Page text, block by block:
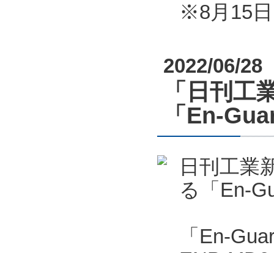
※8月15
2022/06/28
「日刊工
「En-
日刊工業
る「En-
「En-